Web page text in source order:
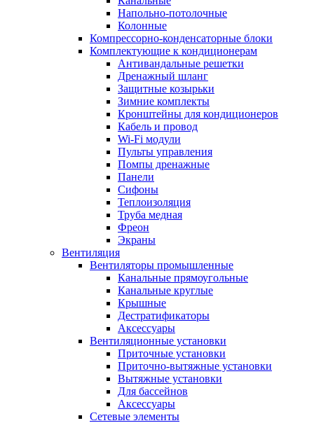
Напольно-потолочные
Колонные
Компрессорно-конденсаторные блоки
Комплектующие к кондиционерам
Антивандальные решетки
Дренажный шланг
Защитные козырьки
Зимние комплекты
Кронштейны для кондиционеров
Кабель и провод
Wi-Fi модули
Пульты управления
Помпы дренажные
Панели
Сифоны
Теплоизоляция
Труба медная
Фреон
Экраны
Вентиляция
Вентиляторы промышленные
Канальные прямоугольные
Канальные круглые
Крышные
Дестратификаторы
Аксессуары
Вентиляционные установки
Приточные установки
Приточно-вытяжные установки
Вытяжные установки
Для бассейнов
Аксессуары
Сетевые элементы